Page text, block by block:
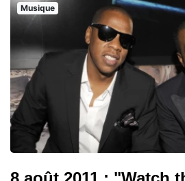
Musique